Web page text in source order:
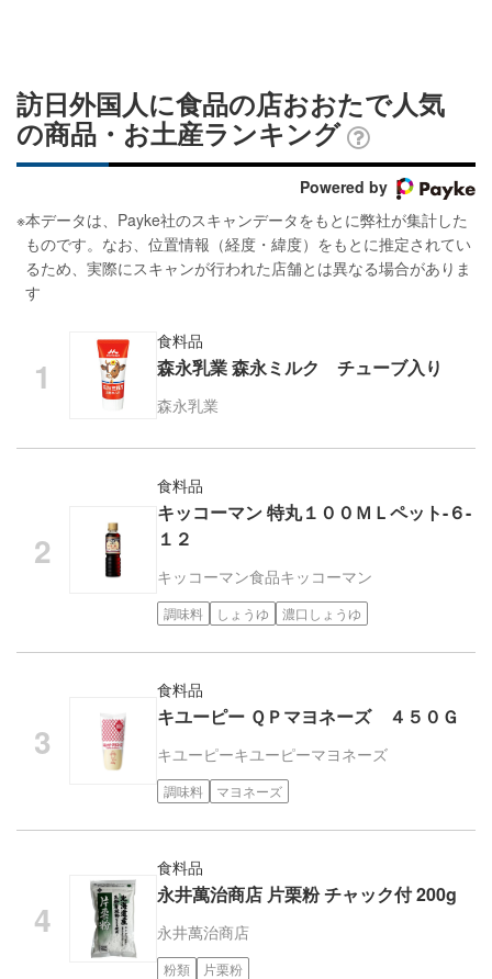
訪日外国人に食品の店おおたで人気
の商品・お土産ランキング
Powered by
※本データは、Payke社のスキャンデータをもとに弊社が集計した
ものです。なお、位置情報（経度・緯度）をもとに推定されてい
るため、実際にスキャンが行われた店舗とは異なる場合がありま
す
食料品
森永乳業 森永ミルク チューブ入り
森永乳業
食料品
キッコーマン 特丸１００ＭＬペット-６-
１２
キッコーマン食品キッコーマン
調味料 しょうゆ 濃口しょうゆ
食料品
キユーピー ＱＰマヨネーズ ４５０Ｇ
キユーピーキユーピーマヨネーズ
調味料 マヨネーズ
食料品
永井萬治商店 片栗粉 チャック付 200g
永井萬治商店
粉類 片栗粉